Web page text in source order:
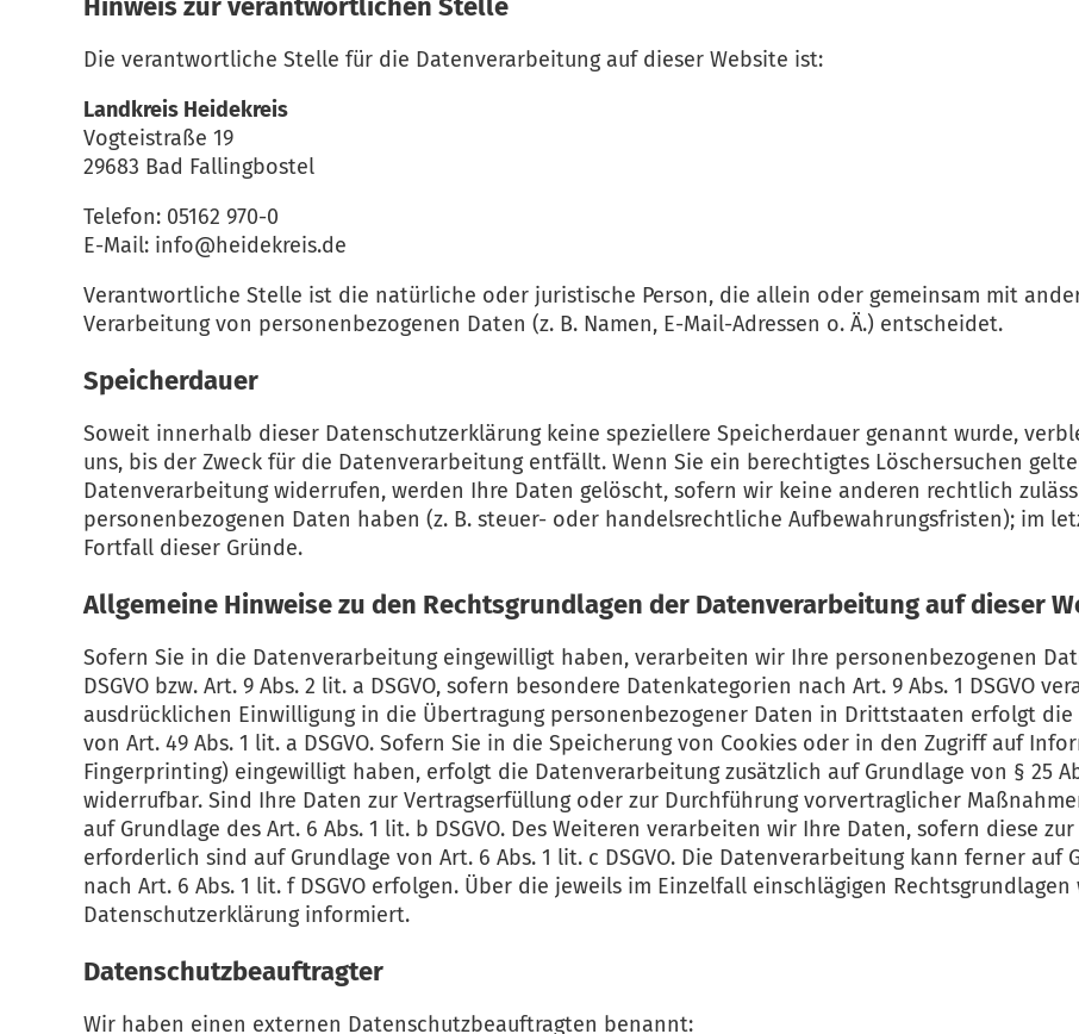
Hinweis zur verantwortlichen Stelle
Die verantwortliche Stelle für die Datenverarbeitung auf dieser Website ist:
Landkreis Heidekreis
Vogteistraße 19
29683 Bad Fallingbostel
Telefon: 05162 970-0
E-Mail: info@heidekreis.de
Verantwortliche Stelle ist die natürliche oder juristische Person, die allein oder gemeinsam mit
Verarbeitung von personenbezogenen Daten (z. B. Namen, E-Mail-Adressen o. Ä.) entscheidet.
Speicherdauer
Soweit innerhalb dieser Datenschutzerklärung keine speziellere Speicherdauer genannt wurde,
uns, bis der Zweck für die Datenverarbeitung entfällt. Wenn Sie ein berechtigtes Löschersuchen
Datenverarbeitung widerrufen, werden Ihre Daten gelöscht, sofern wir keine anderen rechtlich
personenbezogenen Daten haben (z. B. steuer- oder handelsrechtliche Aufbewahrungsfristen); im
Fortfall dieser Gründe.
Allgemeine Hinweise zu den Rechtsgrundlagen der Datenverarbeitung auf dieser
Sofern Sie in die Datenverarbeitung eingewilligt haben, verarbeiten wir Ihre personenbezogenen
DSGVO bzw. Art. 9 Abs. 2 lit. a DSGVO, sofern besondere Datenkategorien nach Art. 9 Abs. 1 DSGVO
ausdrücklichen Einwilligung in die Übertragung personenbezogener Daten in Drittstaaten erfolgt
von Art. 49 Abs. 1 lit. a DSGVO. Sofern Sie in die Speicherung von Cookies oder in den Zugriff auf
Fingerprinting) eingewilligt haben, erfolgt die Datenverarbeitung zusätzlich auf Grundlage von § 25
widerrufbar. Sind Ihre Daten zur Vertragserfüllung oder zur Durchführung vorvertraglicher
auf Grundlage des Art. 6 Abs. 1 lit. b DSGVO. Des Weiteren verarbeiten wir Ihre Daten, sofern diese
erforderlich sind auf Grundlage von Art. 6 Abs. 1 lit. c DSGVO. Die Datenverarbeitung kann ferner auf
nach Art. 6 Abs. 1 lit. f DSGVO erfolgen. Über die jeweils im Einzelfall einschlägigen
Datenschutzerklärung informiert.
Datenschutz­beauftragter
Wir haben einen externen Datenschutzbeauftragten benannt: